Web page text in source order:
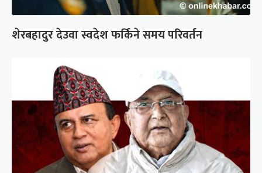
शेरबहादुर देउवा स्वदेश फर्किने समय परिवर्तन